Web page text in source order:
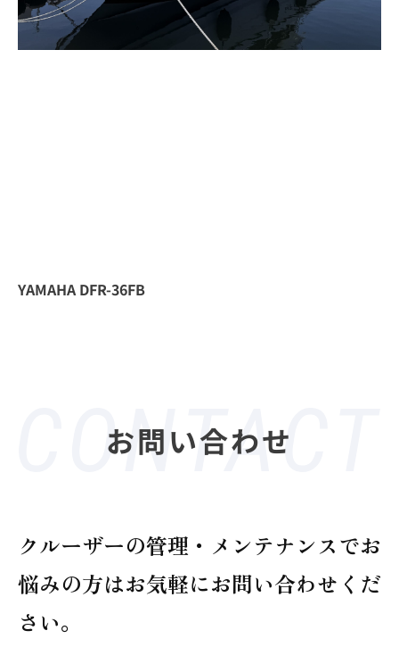
YAMAHA DFR-36FB
お問い合わせ
クルーザーの管理・メンテナンスでお
悩みの方はお気軽にお問い合わせくだ
さい。